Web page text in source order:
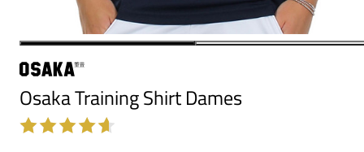
Osaka Training Shirt Dames